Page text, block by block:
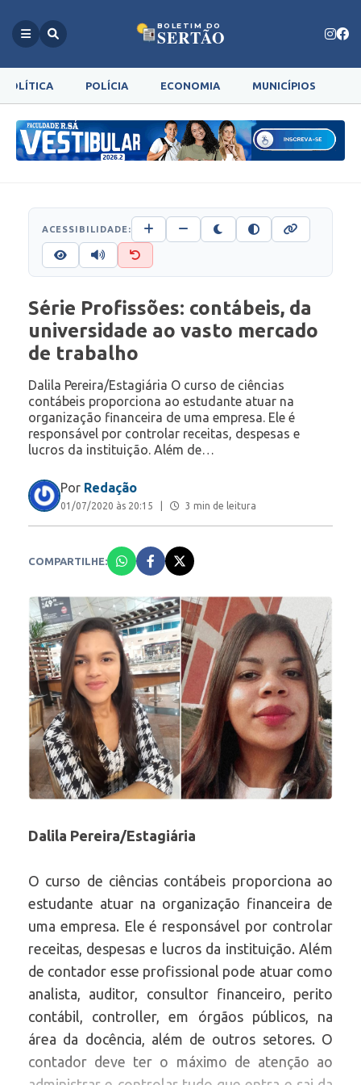
BOLETIM DO
SERTÃO
POLÍTICA POLÍCIA ECONOMIA MUNICÍPIOS
ACESSIBILIDADE:
Série Profissões: contábeis, da
universidade ao vasto mercado
de trabalho
Dalila Pereira/Estagiária O curso de ciências
contábeis proporciona ao estudante atuar na
organização financeira de uma empresa. Ele é
responsável por controlar receitas, despesas e
lucros da instituição. Além de…
Por Redação
01/07/2020 às 20:15 3 min de leitura
COMPARTILHE:
Dalila Pereira/Estagiária
O curso de ciências contábeis proporciona ao
estudante atuar na organização financeira de
uma empresa. Ele é responsável por controlar
receitas, despesas e lucros da instituição. Além
de contador esse profissional pode atuar como
analista, auditor, consultor financeiro, perito
contábil, controller, em órgãos públicos, na
área da docência, além de outros setores. O
contador deve ter o máximo de atenção ao